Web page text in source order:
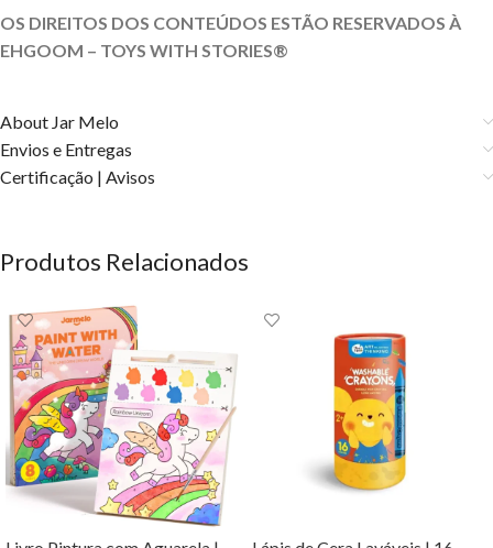
OS DIREITOS DOS CONTEÚDOS ESTÃO RESERVADOS À
EHGOOM – TOYS WITH STORIES®️
About Jar Melo
Envios e Entregas
Certificação | Avisos
Produtos Relacionados